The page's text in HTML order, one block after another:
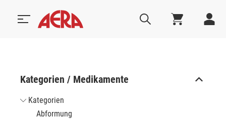
Kategorien / Medikamente
Kategorien
Abformung